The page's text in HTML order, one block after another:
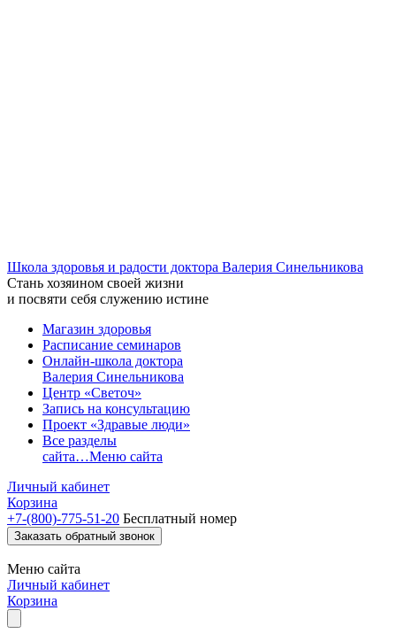
Школа здоровья и радости доктора Валерия Синельникова
Стань хозяином своей жизни
и посвяти себя служению истине
Магазин здоровья
Расписание семинаров
Онлайн-школа доктора
Валерия Синельникова
Центр «Светоч»
Запись на консультацию
Проект «Здравые люди»
Все разделы
сайта…Меню сайта
Личный кабинет
Корзина
+7-(800)-775-51-20 Бесплатный номер
Заказать обратный звонок
Меню сайта
Личный кабинет
Корзина